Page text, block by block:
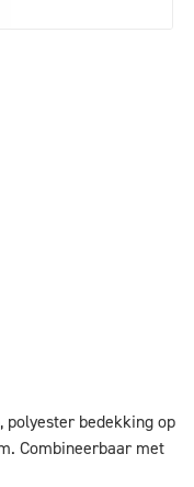
polyester bedekking op
Combineerbaar met